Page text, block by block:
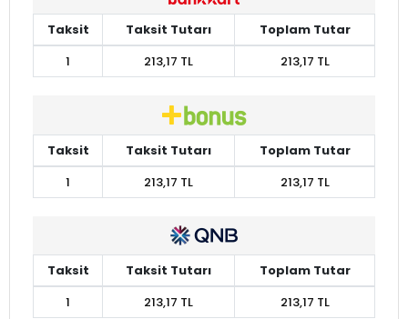
Taksit Taksit Tutarı
Toplam Tutar
1
213,17 TL 213,17 TL
Taksit Taksit Tutarı
Toplam Tutar
1
213,17 TL 213,17 TL
Taksit Taksit Tutarı
Toplam Tutar
1
213,17 TL 213,17 TL